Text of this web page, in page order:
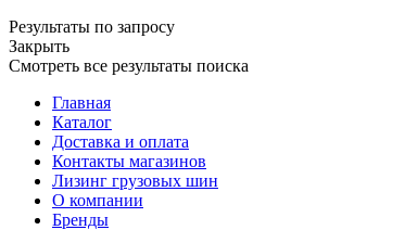
Результаты по запросу
Закрыть
Смотреть все результаты поиска
Главная
Каталог
Доставка и оплата
Контакты магазинов
Лизинг грузовых шин
О компании
Бренды